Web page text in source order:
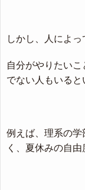
しかし、人によっ
自分がやりたい
でない人もいると
例えば、理系の学
く、夏休みの自由